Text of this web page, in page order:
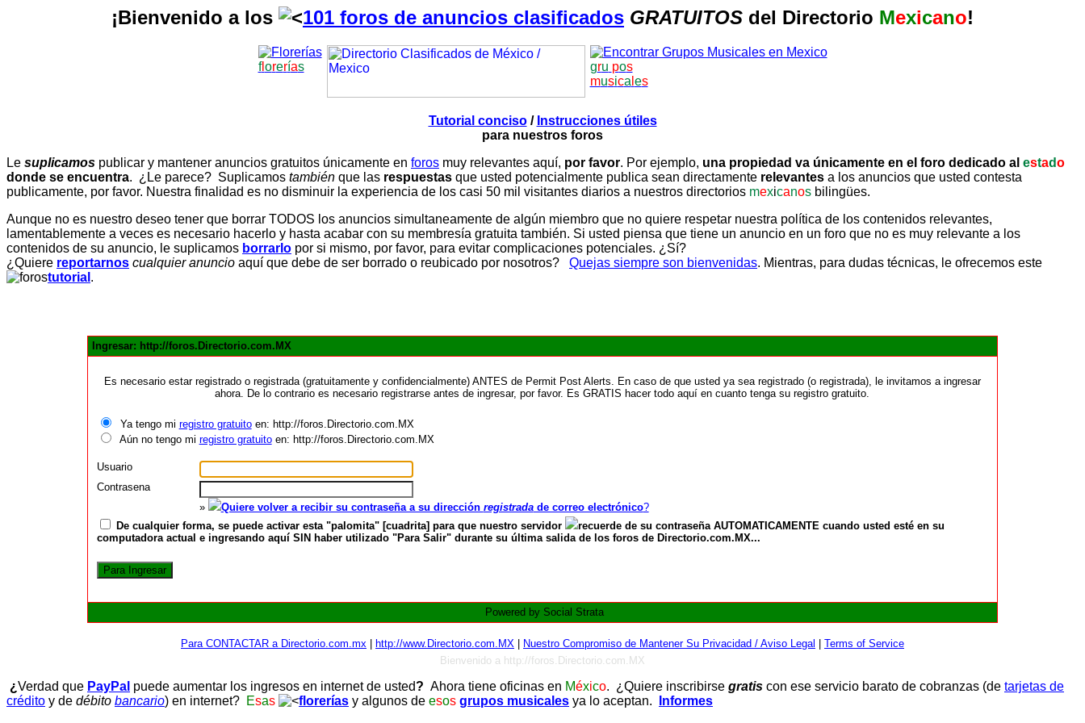
¡Bienvenido a los 101 foros de anuncios clasificados GRATUITOS del Directorio Mexicano!
florerías gru pos
musica es
Tutorial conciso/ Instrucciones útiles
para nuestros foros
Le suplicamos publicar y mantener anuncios gratuitos únicamente en foros muy relevantes aquí, por favor. Por ejemplo, una propiedad va únicamente en el foro dedicado al estado
donde se encuentra. ¿Le parece? Suplicamos también que las respuestas que usted potencialmente publica sean directamente relevantes a los anuncios que usted contesta
publicamente, por favor. Nuestra finalidad es no disminuir la experiencia de los casi 50 mil visitantes diarios a nuestros directorios mexicanos bilingües.
Aunque no es nuestro deseo tener que borrar TODOS los anuncios simultaneamente de algún miembro que no quiere respetar nuestra política de los contenidos relevantes,
lamentablemente a veces es necesario hacerlo y hasta acabar con su membresía gratuita también. Si usted piensa que tiene un anuncio en un foro que no es muy relevante a los
contenidos de su anuncio, le suplicamos borrarlo por si mismo, por favor, para evitar complicaciones potenciales. ¿Sí?
¿Quiere reportarnos cualquier anuncio aquí que debe de ser borrado o reubicado por nosotros? Quejas siempre son bienvenidas. Mientras, para dudas técnicas, le ofrecemos este
tutorial .
Ingresar: http://foros.Directorio.com.MX
Es necesario estar registrado o registrada (gratuitamente y confidencialmente) ANTES de Permit Post Alerts. En caso de que usted ya sea registrado (o registrada), le invitamos a ingresar
ahora. De lo contrario es necesario registrarse antes de ingresar, por favor. Es GRATIS hacer todo aquí en cuanto tenga su registro gratuito.
Ya tengo mi registro gratuitoen: http://foros.Directorio.com.MX
Aún no tengo mi registro gratuitoen: http://foros.Directorio.com.MX
Usuario
Contrasena
»
Quiere volver a recibir su contraseña a su dirección registradade correo electrónico?
De cualquier forma, se puede activar esta "palomita" [cuadrita] para que nuestro servidor
recuerde de su contraseña AUTOMATICAMENTE cuando usted esté en su
computadora actual e ingresando aquí SIN haber utilizado "Para Salir" durante su última salida de los foros de Directorio.com.MX...
Powered by Social Strata
Para CONTACTAR a Directorio.com.mx http://www.Directorio.com.MX Nuestro Compromiso de Mantener Su Privacidad / Aviso Legal
Terms of Service
Bienvenido a http://foros.Directorio.com.MX
¿Verdad que PayPal puede aumentar los ingresos en internet de usted? Ahora tiene oficinas en México. ¿Quiere inscribirse gratis con ese servicio barato de cobranzas (de tarjetas de
crédito y de débito bancario) en internet? Esas florerías y algunos de esos grupos musicales ya lo aceptan.
Informes